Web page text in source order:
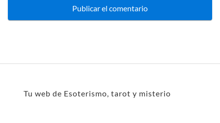
Tu web de Esoterismo, tarot y misterio